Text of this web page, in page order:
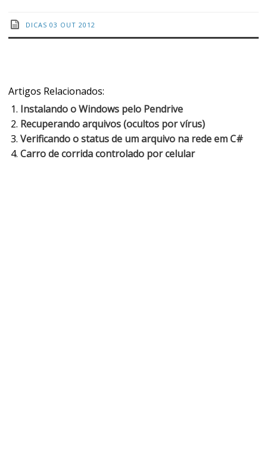
DICAS 03 OUT 2012
Artigos Relacionados:
Instalando o Windows pelo Pendrive
Recuperando arquivos (ocultos por vírus)
Verificando o status de um arquivo na rede em C#
Carro de corrida controlado por celular